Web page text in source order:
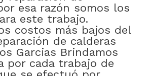
esa razón somos los
este trabajo.
costos más bajos del
de calderas
Garcias Brindamos
por cada trabajo de